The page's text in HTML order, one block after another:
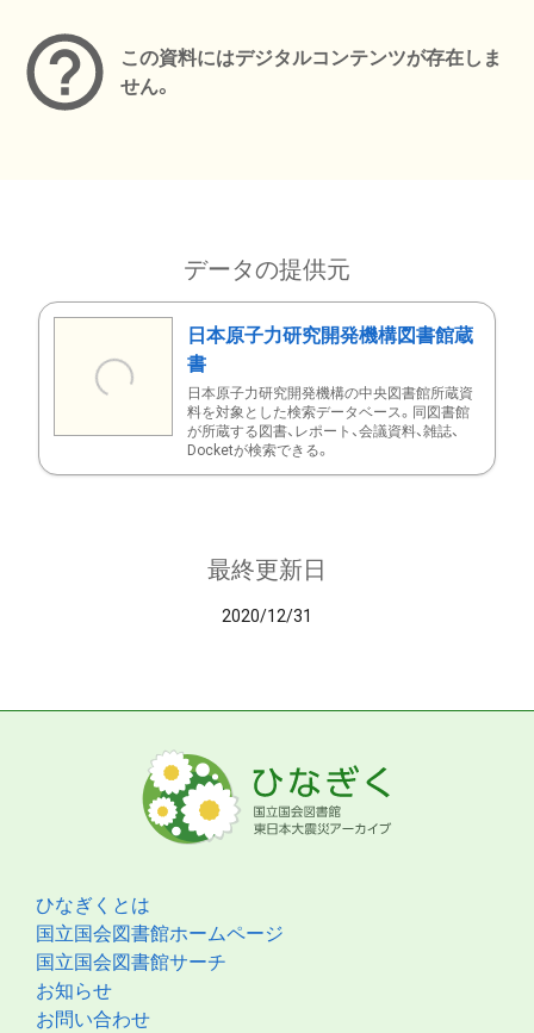
この資料にはデジタルコンテンツが存在しま
せん。
データの提供元
日本原子力研究開発機構図書館蔵
書
日本原子力研究開発機構の中央図書館所蔵資
料を対象とした検索データベース。同図書館
が所蔵する図書、レポート、会議資料、雑誌、
Docketが検索できる。
最終更新日
2020/12/31
ひなぎくとは
国立国会図書館ホームページ
国立国会図書館サーチ
お知らせ
お問い合わせ